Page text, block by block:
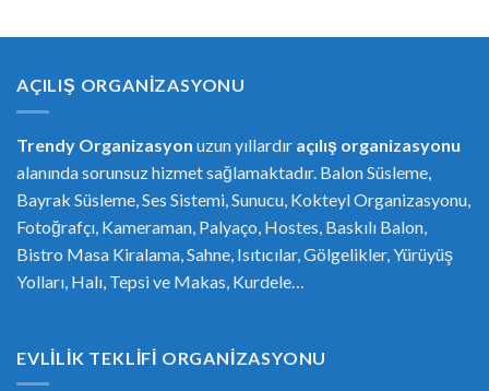
AÇILIŞ ORGANIZASYONU
Trendy Organizasyon uzun yıllardır açılış organizasyonu
alanında sorunsuz hizmet sağlamaktadır. Balon Süsleme,
Bayrak Süsleme, Ses Sistemi, Sunucu, Kokteyl Organizasyonu,
Fotoğrafçı, Kameraman, Palyaço, Hostes, Baskılı Balon,
Bistro Masa Kiralama, Sahne, Isıtıcılar, Gölgelikler, Yürüyüş
Yolları, Halı, Tepsi ve Makas, Kurdele…
EVLILIK TEKLIFI ORGANIZASYONU